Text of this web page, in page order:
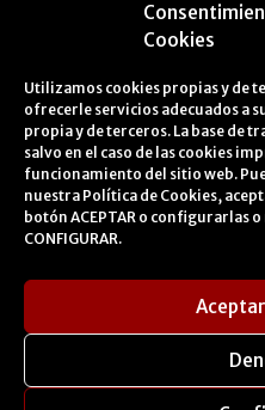
Cookies
Utilizamos cookies propias y de
ofrecerle servicios adecuados a
propia y de terceros. La base de
salvo en el caso de las cookies
funcionamiento del sitio web.
nuestra Política de Cookies,
botón ACEPTAR o configurarlas
CONFIGURAR.
Aviso Legal
Perfil del Contratante